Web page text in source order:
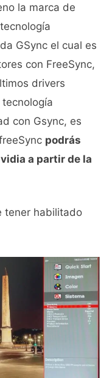
la marca de
GSync el cual es
con FreeSync,
drivers
con Gsync, es
podrás
a partir de la
tener habilitado